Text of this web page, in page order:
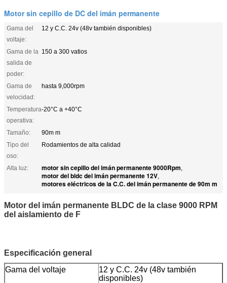
Motor sin cepillo de DC del imán permanente
Gama del
voltaje:
12 y C.C. 24v (48v también disponibles)
Gama de la
salida de
poder:
150 a 300 vatios
Gama de
velocidad:
hasta 9,000rpm
Temperatura
operativa:
-20°C a +40°C
Tamaño:
90m m
Tipo del
oso:
Rodamientos de alta calidad
Alta luz: motor sin cepillo del imán permanente 9000Rpm,
motor del bldc del imán permanente 12V,
motores eléctricos de la C.C. del imán permanente de 90m m
Motor del imán permanente BLDC de la clase 9000 RPM
del aislamiento de F
Especificación general
Gama del voltaje
12 y C.C. 24v (48v también
disponibles)